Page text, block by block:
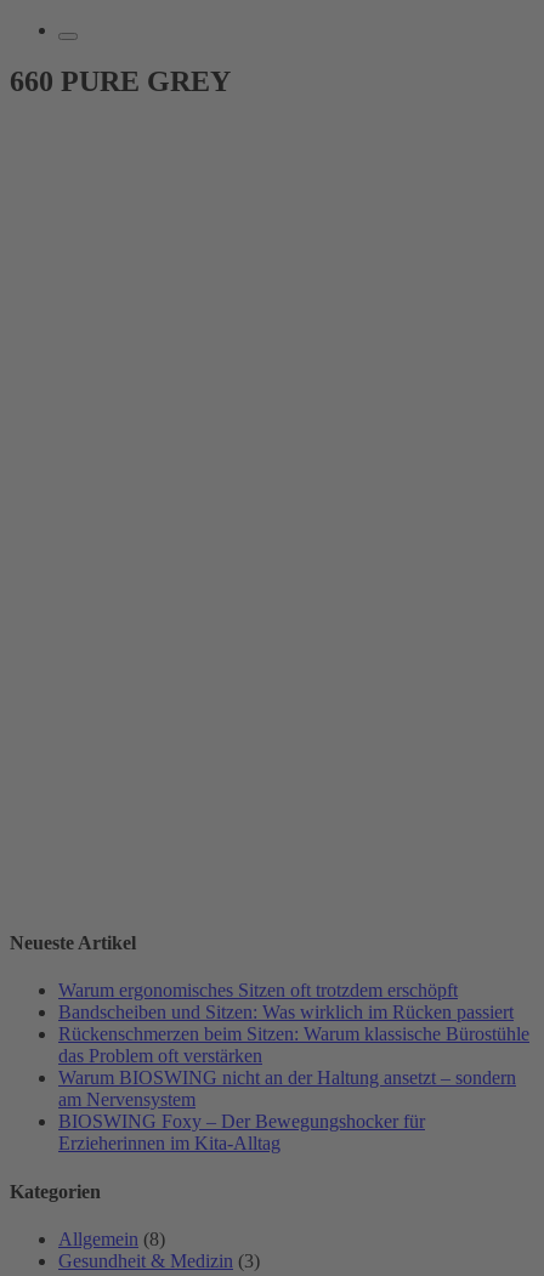
660 PURE GREY
Neueste Artikel
Warum ergonomisches Sitzen oft trotzdem erschöpft
Bandscheiben und Sitzen: Was wirklich im Rücken passiert
Rückenschmerzen beim Sitzen: Warum klassische Bürostühle
das Problem oft verstärken
Warum BIOSWING nicht an der Haltung ansetzt – sondern
am Nervensystem
BIOSWING Foxy – Der Bewegungshocker für
Erzieherinnen im Kita-Alltag
Kategorien
Allgemein (8)
Gesundheit & Medizin (3)